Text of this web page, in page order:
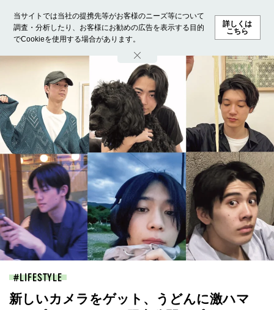
当サイトでは当社の提携先等がお客様のニーズ等について
調査・分析したり、お客様にお勧めの広告を表示する目的
でCookieを使用する場合があります。
詳しくは
こちら
ホーム モデル募集 ランキング ファッション ビューテ
LIFESTYLE
新しいカメラをゲット、うどんに激ハマ